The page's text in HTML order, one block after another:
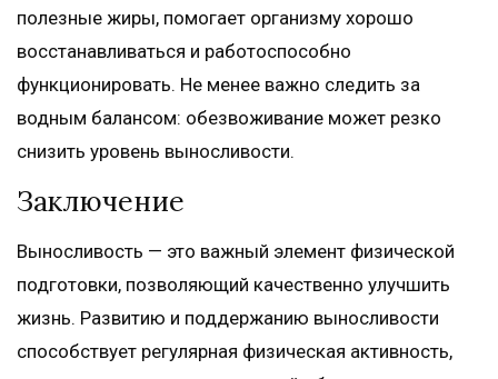
полезные жиры, помогает организму хорошо
восстанавливаться и работоспособно
функционировать. Не менее важно следить за
водным балансом: обезвоживание может резко
снизить уровень выносливости.
Заключение
Выносливость — это важный элемент физической
подготовки, позволяющий качественно улучшить
жизнь. Развитию и поддержанию выносливости
способствует регулярная физическая активность,